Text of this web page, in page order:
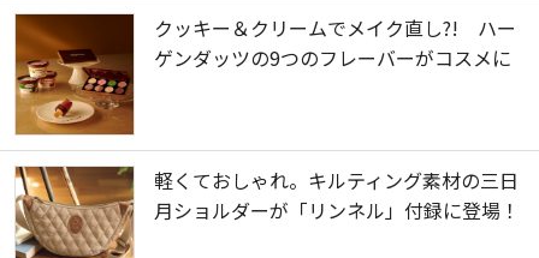
クッキー＆クリームでメイク直し?! ハー
ゲンダッツの9つのフレーバーがコスメに
軽くておしゃれ。キルティング素材の三日
月ショルダーが「リンネル」付録に登場！